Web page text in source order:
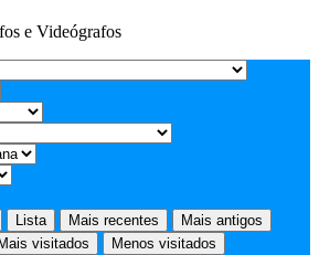
e Videógrafos
Lista Mais recentes
Mais antigos
Mais visitados
Menos visitados